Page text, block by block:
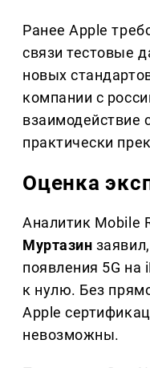
Ранее Apple
связи тестовые
новых
компании с
взаимодействие
практически
Оценка
Аналитик Mobile
Муртазин
появления 5G на
к нулю. Без
Apple
невозможны.